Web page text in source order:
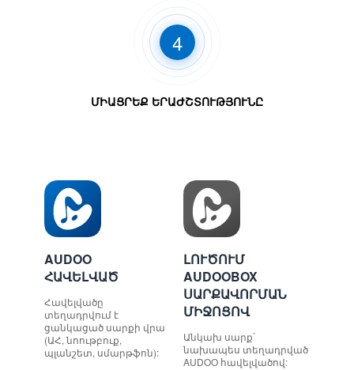
4
ՄԻԱՑՐԵՔ ԵՐԱԺՇՏՈՒԹՅՈՒՆԸ
AUDOO
ՀԱՎԵԼՎԱԾ
Հավելվածը
տեղադրվում է
ցանկացած սարքի վրա
(ԱՀ, նոութբուք,
պլանշետ, սմարթֆոն):
ԼՈՒԾՈՒՄ
AUDOOBOX
ՍԱՐՔԱՎՈՐՄԱՆ
ՄԻՋՈՑՈՎ
Անկախ սարք՝
նախապես տեղադրված
AUDOO հավելվածով: